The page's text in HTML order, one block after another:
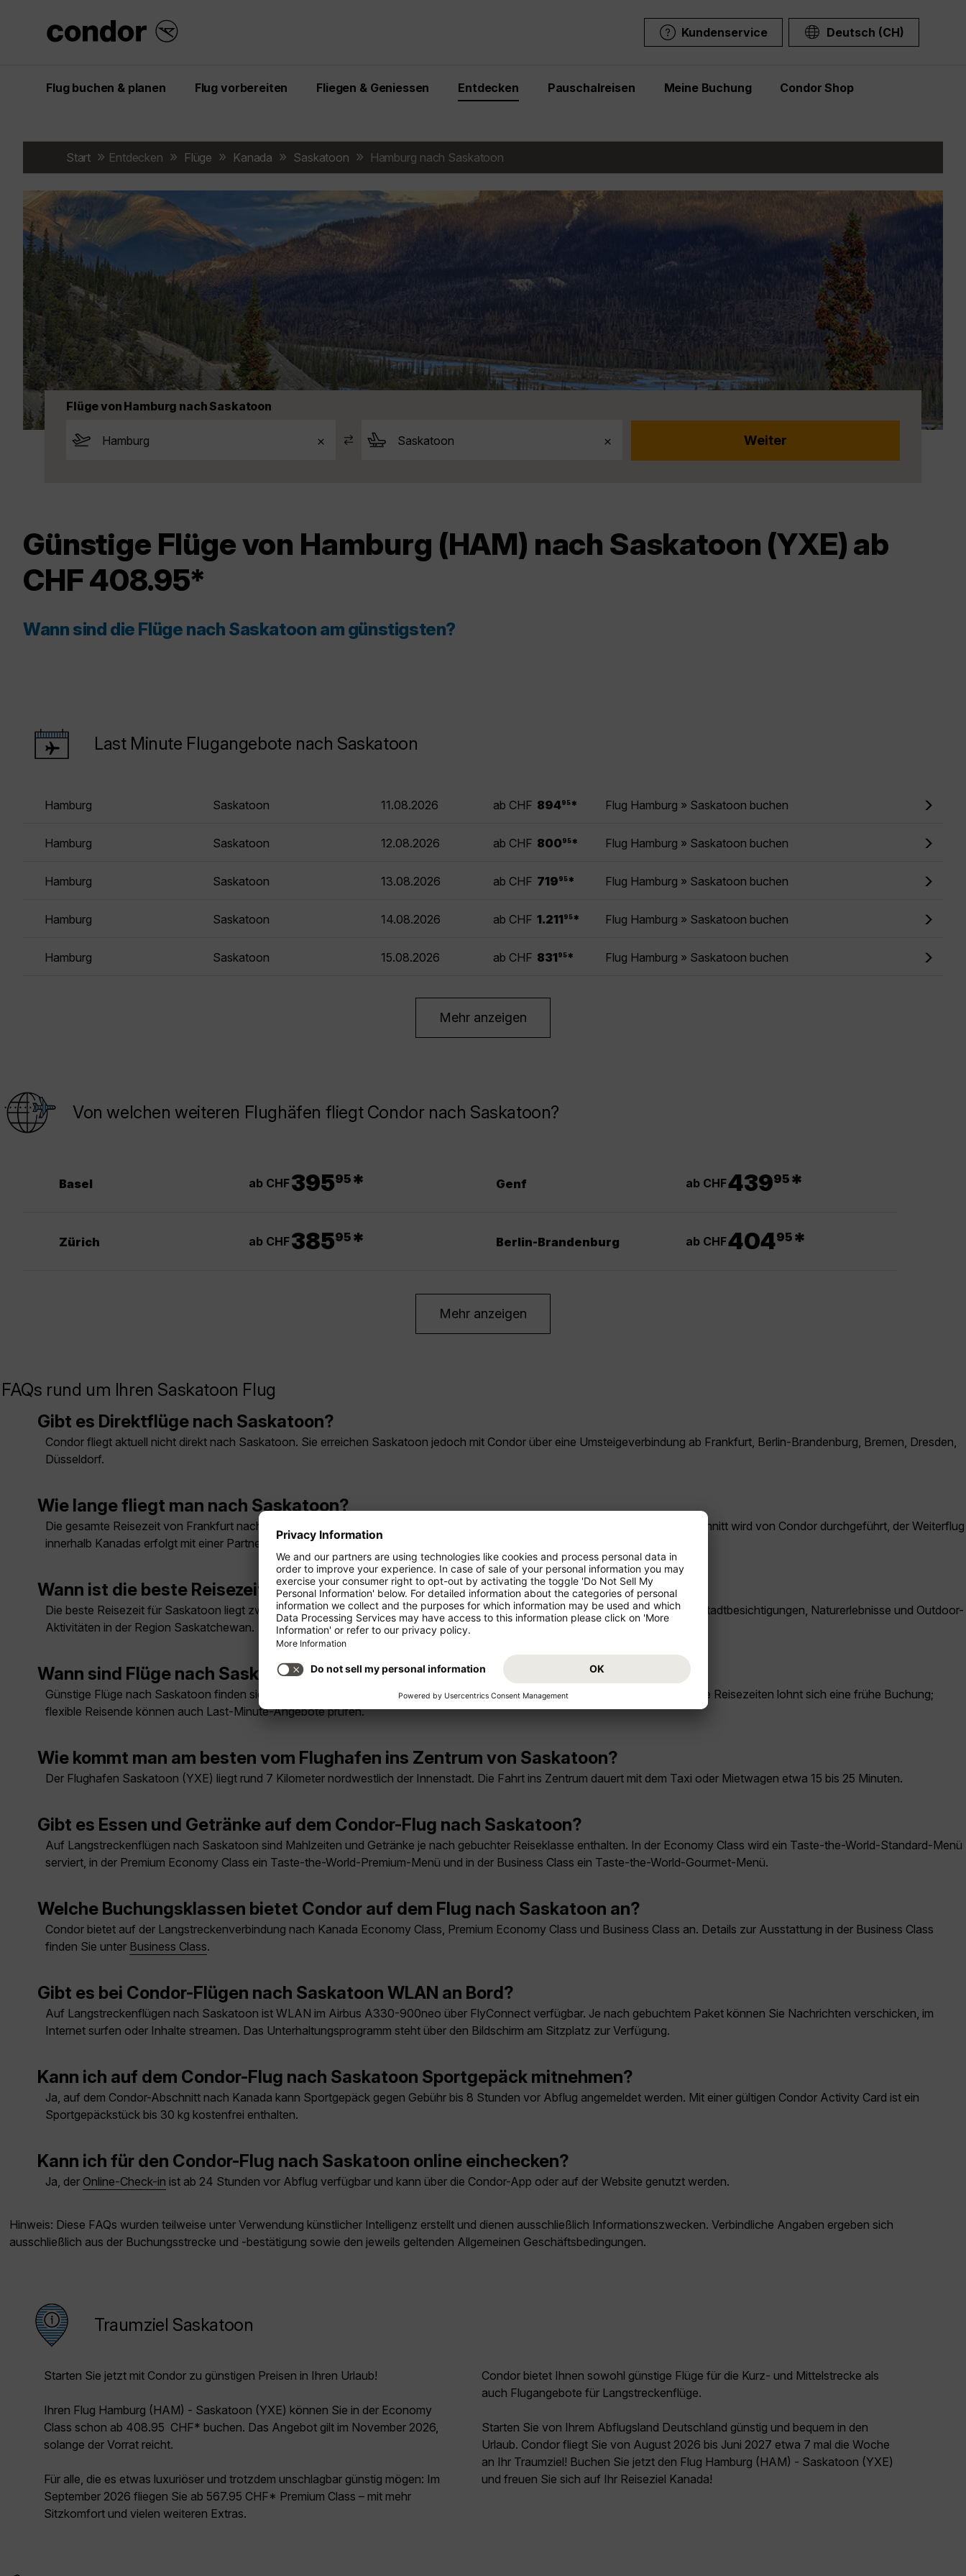
Kundenservice Deutsch (CH)
Flug buchen & planen Flug vorbereiten Fliegen & Geniessen Entdecken Pauschalreisen Meine Buchung Condor Shop
Start Entdecken Flüge Kanada Saskatoon Hamburg nach Saskatoon
Flüge von Hamburg nach Saskatoon
Günstige Flüge von Hamburg (HAM) nach Saskatoon (YXE) ab
CHF 408.95*
Wann sind die Flüge nach Saskatoon am günstigsten?
Last Minute Flugangebote nach Saskatoon
Hamburg Saskatoon 11.08.2026 ab CHF 89495 * Flug Hamburg » Saskatoon buchen
Hamburg Saskatoon 12.08.2026 ab CHF 800 95 * Flug Hamburg » Saskatoon buchen
Hamburg Saskatoon 13.08.2026 ab CHF 719 95 * Flug Hamburg » Saskatoon buchen
Hamburg Saskatoon 14.08.2026 ab CHF 1.211 95 * Flug Hamburg » Saskatoon buchen
Hamburg Saskatoon 15.08.2026 ab CHF 831 95 * Flug Hamburg » Saskatoon buchen
Mehr anzeigen
Von welchen weiteren Flughäfen fliegt Condor nach Saskatoon?
Basel ab CHF39595 * Genf ab CHF43995 *
Zürich ab CHF38595 * Berlin-Brandenburg ab CHF40495 *
Mehr anzeigen
FAQs rund um Ihren Saskatoon Flug
Gibt es Direktflüge nach Saskatoon?
Condor fliegt aktuell nicht direkt nach Saskatoon. Sie erreichen Saskatoon jedoch mit Condor über eine Umsteigeverbindung ab Frankfurt, Berlin-Brandenburg, Bremen, Dresden,
Düsseldorf.
Wie lange fliegt man nach Saskatoon?
Die gesamte Reisezeit von Frankfurt nach Saskatoon beträgt je nach Verbindung rund 13 bis 16 Stunden. Der Langstreckenabschnitt wird von Condor durchgeführt, der Weiterflug
innerhalb Kanadas erfolgt mit einer Partnerfluggesellschaft.
Wann ist die beste Reisezeit für Saskatoon?
Die beste Reisezeit für Saskatoon liegt zwischen Juni und September. In diesen Monaten ist das Klima mild bis warm – ideal für Stadtbesichtigungen, Naturerlebnisse und Outdoor-
Aktivitäten in der Region Saskatchewan.
Wann sind Flüge nach Saskatoon am günstigsten?
Günstige Flüge nach Saskatoon finden sich meist außerhalb der Ferienzeiten und bei flexiblen Reisedaten. Für stark nachgefragte Reisezeiten lohnt sich eine frühe Buchung;
flexible Reisende können auch Last-Minute-Angebote prüfen.
Wie kommt man am besten vom Flughafen ins Zentrum von Saskatoon?
Der Flughafen Saskatoon (YXE) liegt rund 7 Kilometer nordwestlich der Innenstadt. Die Fahrt ins Zentrum dauert mit dem Taxi oder Mietwagen etwa 15 bis 25 Minuten.
Gibt es Essen und Getränke auf dem Condor-Flug nach Saskatoon?
Auf Langstreckenflügen nach Saskatoon sind Mahlzeiten und Getränke je nach gebuchter Reiseklasse enthalten. In der Economy Class wird ein Taste-the-World-Standard-Menü
serviert, in der Premium Economy Class ein Taste-the-World-Premium-Menü und in der Business Class ein Taste-the-World-Gourmet-Menü.
Welche Buchungsklassen bietet Condor auf dem Flug nach Saskatoon an?
Condor bietet auf der Langstreckenverbindung nach Kanada Economy Class, Premium Economy Class und Business Class an. Details zur Ausstattung in der Business Class
finden Sie unter Business Class.
Gibt es bei Condor-Flügen nach Saskatoon WLAN an Bord?
Auf Langstreckenflügen nach Saskatoon ist WLAN im Airbus A330-900neo über FlyConnect verfügbar. Je nach gebuchtem Paket können Sie Nachrichten verschicken, im
Internet surfen oder Inhalte streamen. Das Unterhaltungsprogramm steht über den Bildschirm am Sitzplatz zur Verfügung.
Kann ich auf dem Condor-Flug nach Saskatoon Sportgepäck mitnehmen?
Ja, auf dem Condor-Abschnitt nach Kanada kann Sportgepäck gegen Gebühr bis 8 Stunden vor Abflug angemeldet werden. Mit einer gültigen Condor Activity Card ist ein
Sportgepäckstück bis 30 kg kostenfrei enthalten.
Kann ich für den Condor-Flug nach Saskatoon online einchecken?
Ja, der Online-Check-in ist ab 24 Stunden vor Abflug verfügbar und kann über die Condor-App oder auf der Website genutzt werden.
Hinweis: Diese FAQs wurden teilweise unter Verwendung künstlicher Intelligenz erstellt und dienen ausschließlich Informationszwecken. Verbindliche Angaben ergeben sich
ausschließlich aus der Buchungsstrecke und -bestätigung sowie den jeweils geltenden Allgemeinen Geschäftsbedingungen.
Traumziel Saskatoon
Starten Sie jetzt mit Condor zu günstigen Preisen in Ihren Urlaub!
Ihren Flug Hamburg (HAM) - Saskatoon (YXE) können Sie in der Economy
Class schon ab 408.95 CHF* buchen. Das Angebot gilt im November 2026,
solange der Vorrat reicht.
Für alle, die es etwas luxuriöser und trotzdem unschlagbar günstig mögen: Im
September 2026 fliegen Sie ab 567.95 CHF* Premium Class – mit mehr
Sitzkomfort und vielen weiteren Extras.
Condor bietet Ihnen sowohl günstige Flüge für die Kurz- und Mittelstrecke als
auch Flugangebote für Langstreckenflüge.
Starten Sie von Ihrem Abflugsland Deutschland günstig und bequem in den
Urlaub. Condor fliegt Sie von August 2026 bis Juni 2027 etwa 7 mal die Woche
an Ihr Traumziel! Buchen Sie jetzt den Flug Hamburg (HAM) - Saskatoon (YXE)
und freuen Sie sich auf Ihr Reiseziel Kanada!